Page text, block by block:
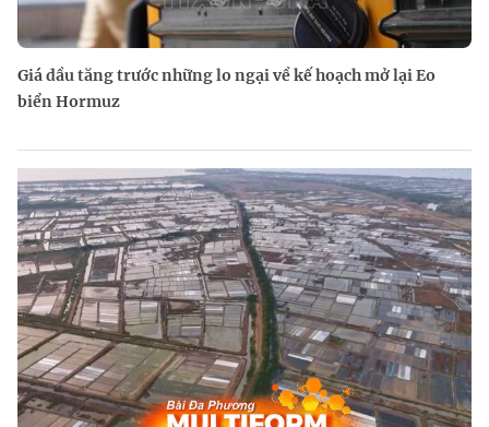
Giá dầu tăng trước những lo ngại về kế hoạch mở lại Eo
biển Hormuz